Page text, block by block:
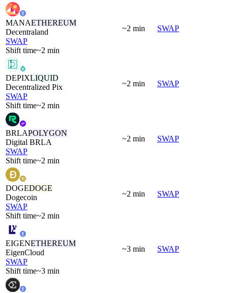
MANAETHEREUM
Decentraland
SWAP
Shift time~2 min
~2 min SWAP
DEPIXLIQUID
Decentralized Pix
SWAP
Shift time~2 min
~2 min SWAP
BRLAPOLYGON
Digital BRLA
SWAP
Shift time~2 min
~2 min SWAP
DOGEDOGE
Dogecoin
SWAP
Shift time~2 min
~2 min SWAP
EIGENETHEREUM
EigenCloud
SWAP
Shift time~3 min
~3 min SWAP